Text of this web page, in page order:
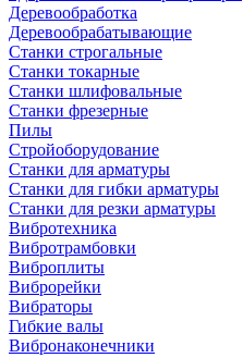
Деревообработка
Деревообрабатывающие
Станки строгальные
Станки токарные
Станки шлифовальные
Станки фрезерные
Пилы
Стройоборудование
Станки для арматуры
Станки для гибки арматуры
Станки для резки арматуры
Вибротехника
Вибротрамбовки
Виброплиты
Виброрейки
Вибраторы
Гибкие валы
Вибронаконечники